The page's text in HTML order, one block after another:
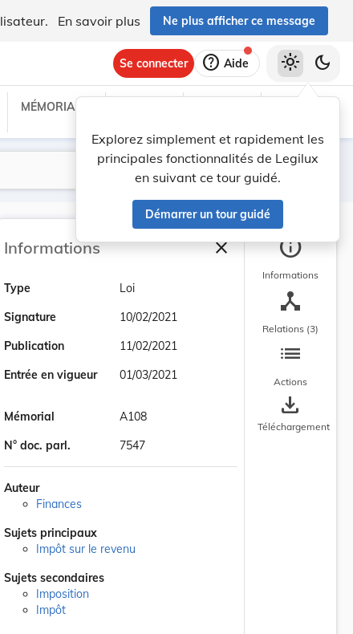
En savoir plus Ne plus afficher ce message
Se connecter help Aide
Explorez simplement et rapidement les
principales fonctionnalités de Legilux
en suivant ce tour guidé.
Démarrer un tour guidé
light_mode dark_mode
MÉMORIAL C
Lancer la recherche
Filtres
Informations closeFermer la barre
Type
Loi
Signature
10/02/2021
Publication
11/02/2021
Entrée en vigueur
01/03/2021
Mémorial
A108
N° doc. parl.
7547
Auteur
Finances
Sujets principaux
Impôt sur le revenu
Sujets secondaires
Imposition
Impôt
info
Informations
device_hub
Relations (3)
list
Actions
save_alt
Téléchargement